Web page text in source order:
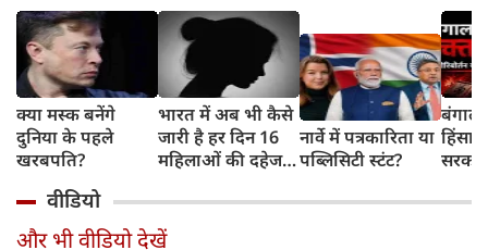
क्या मस्क बनेंगे
दुनिया के पहले
खरबपति?
भारत में अब भी कैसे
जारी है हर दिन 16
महिलाओं की दहेज
नार्वे में पत्रकारिता या
पब्लिसिटी स्टंट?
बंगाल
हिंसा
वीडियो
और भी वीडियो देखें